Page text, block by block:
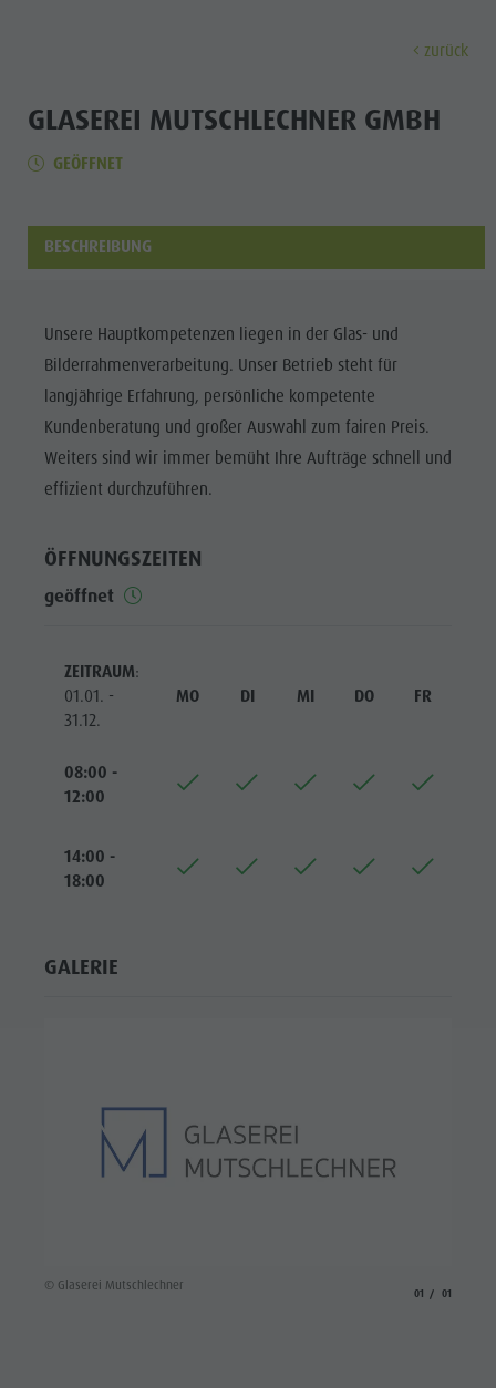
MUSEEN
ORTE &
HIGHLIGHT
EVENTS
Wellness
Familie &
Kinder
Info A-Z
Museen
Orte & Umgebung
Alle Events
Wellness
Familie & Kinder
Info A-Z
Wochenprogramm
Themenwege
Klettern
Paragleiten
Ballonfahren
Rafting & Canyoning
Tennis
Schwimmen
Urlaub buchen
Mobilität vor Ort
Webcams
Wetter
Kontakt
Newsletter
Ortstaxe
Urlaub mit Hund
FAQ
Bruneck Stadt
Stadtführungen
Must-sees
Trainingslager
zurück
GLASEREI MUTSCHLECHNER GMBH
GEÖFFNET
BESCHREIBUNG
Unsere Hauptkompetenzen liegen in der Glas- und
Bilderrahmenverarbeitung. Unser Betrieb steht für
langjährige Erfahrung, persönliche kompetente
Kundenberatung und großer Auswahl zum fairen Preis.
Weiters sind wir immer bemüht Ihre Aufträge schnell und
effizient durchzuführen.
ÖFFNUNGSZEITEN
geöffnet
ZEITRAUM:
01.01. -
31.12.
MO DI MI DO FR
08:00 -
12:00
14:00 -
18:00
GALERIE
© Glaserei Mutschlechner
01 01